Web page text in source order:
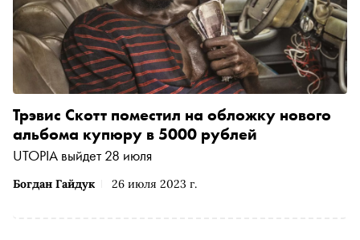
Богдан Гайдук 26 июля 2023 г.
Трэвис Скотт поместил на обложку нового
альбома купюру в 5000 рублей
UTOPIA выйдет 28 июля